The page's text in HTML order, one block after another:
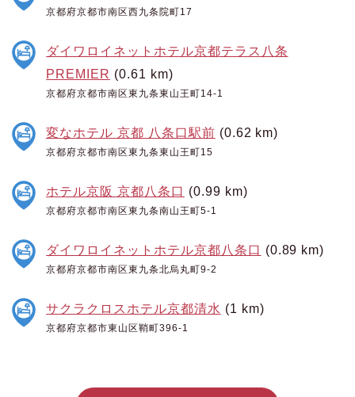
京都府京都市南区西九条院町17
ダイワロイネットホテル京都テラス八条
PREMIER (0.61 km)
京都府京都市南区東九条東山王町14-1
変なホテル 京都 八条口駅前 (0.62 km)
京都府京都市南区東九条東山王町15
ホテル京阪 京都八条口 (0.99 km)
京都府京都市南区東九条南山王町5-1
ダイワロイネットホテル京都八条口 (0.89 km)
京都府京都市南区東九条北烏丸町9-2
サクラクロスホテル京都清水 (1 km)
京都府京都市東山区鞘町396-1